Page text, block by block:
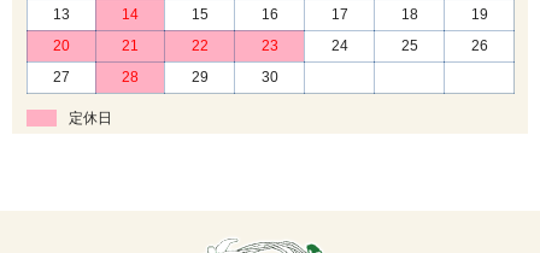
13
14 15 16 17 18
19
20
21 22 23 24 25
26
27
28 29 30
定休日